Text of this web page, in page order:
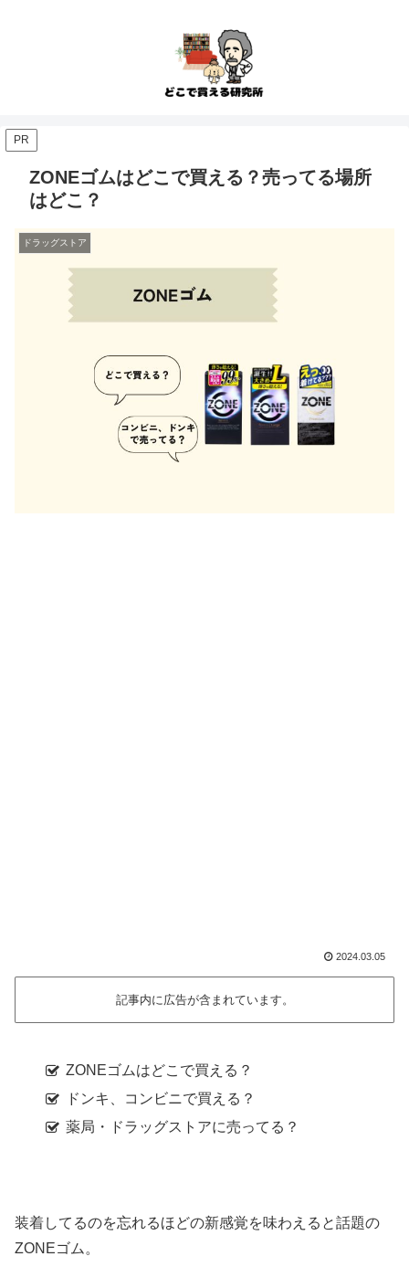
PR
ZONEゴムはどこで買える？売ってる場所
はどこ？
ドラッグストア
2024.03.05
記事内に広告が含まれています。
ZONEゴムはどこで買える？
ドンキ、コンビニで買える？
薬局・ドラッグストアに売ってる？
装着してるのを忘れるほどの新感覚を味わえると話題の
ZONEゴム。